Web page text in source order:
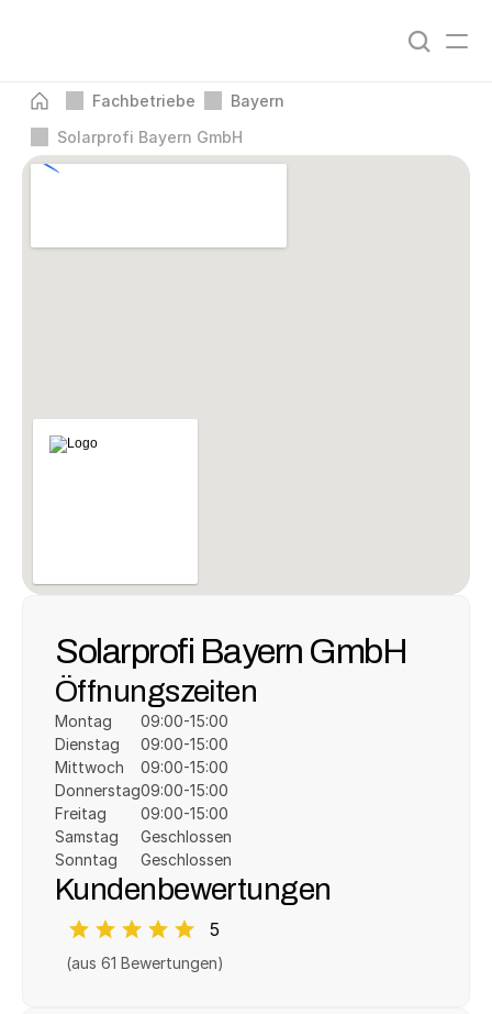
Fachbetriebe
Bayern
Solarprofi Bayern GmbH
Solarprofi Bayern GmbH
Öffnungszeiten
Montag
Dienstag
Mittwoch
Donnerstag
Freitag
Samstag
Sonntag
09:00-15:00
09:00-15:00
09:00-15:00
09:00-15:00
09:00-15:00
Geschlossen
Geschlossen
Kundenbewertungen
5
(aus 61 Bewertungen)